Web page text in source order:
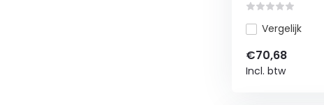
Vergelijk
€70,68
Incl. btw